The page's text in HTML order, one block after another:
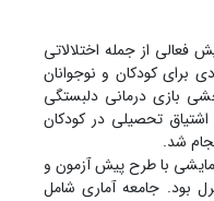
از جمله اختلالاتی
برای کودکان و نوجوانان
بازی درمانی دلبستگی
تحصیلی در کودکان
شد.
با طرح پیش ‏آزمون و
بود. جامعه آماری شامل